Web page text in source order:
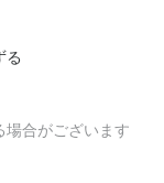
る
合がございます